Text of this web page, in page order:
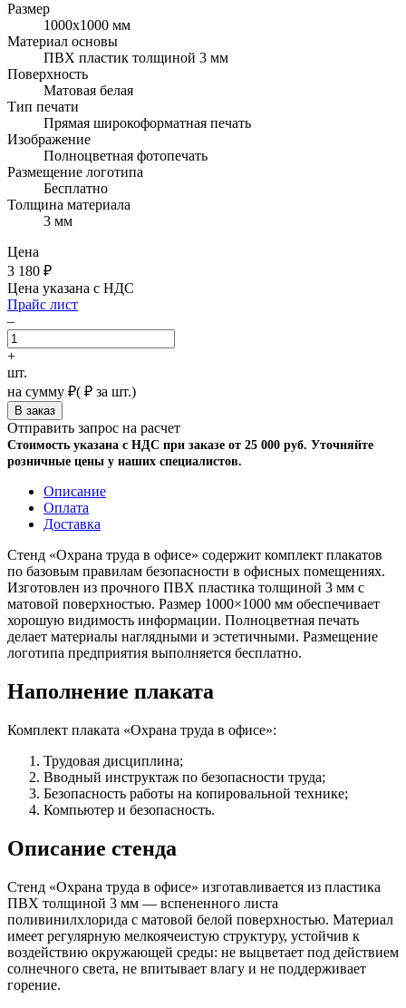
Размер
1000х1000 мм
Материал основы
ПВХ пластик толщиной 3 мм
Поверхность
Матовая белая
Тип печати
Прямая широкоформатная печать
Изображение
Полноцветная фотопечать
Размещение логотипа
Бесплатно
Толщина материала
3 мм
Цена
3 180 ₽
Цена указана с НДС
Прайс лист
–
+
шт.
на сумму ₽( ₽ за шт.)
Отправить запрос на расчет
Стоимость указана с НДС при заказе от 25 000 руб. Уточняйте
розничные цены у наших специалистов.
Описание
Оплата
Доставка
Стенд «Охрана труда в офисе» содержит комплект плакатов
по базовым правилам безопасности в офисных помещениях.
Изготовлен из прочного ПВХ пластика толщиной 3 мм с
матовой поверхностью. Размер 1000×1000 мм обеспечивает
хорошую видимость информации. Полноцветная печать
делает материалы наглядными и эстетичными. Размещение
логотипа предприятия выполняется бесплатно.
Наполнение плаката
Комплект плаката «Охрана труда в офисе»:
Трудовая дисциплина;
Вводный инструктаж по безопасности труда;
Безопасность работы на копировальной технике;
Компьютер и безопасность.
Описание стенда
Стенд «Охрана труда в офисе» изготавливается из пластика
ПВХ толщиной 3 мм — вспененного листа
поливинилхлорида с матовой белой поверхностью. Материал
имеет регулярную мелкоячеистую структуру, устойчив к
воздействию окружающей среды: не выцветает под действием
солнечного света, не впитывает влагу и не поддерживает
горение.